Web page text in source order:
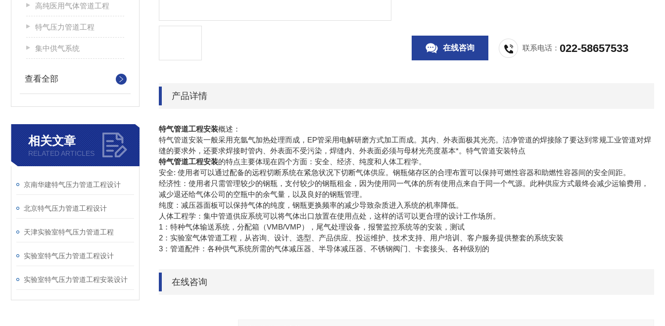
高纯医用气体管道工程
特气压力管道工程
集中供气系统
查看全部
相关文章
RELATED ARTICLES
京南华建特气压力管道工程设计
北京特气压力管道工程设计
天津实验室特气压力管道工程
实验室特气压力管道工程设计
实验室特气压力管道工程安装设计
在线咨询 联系电话：022-58657533
产品详情
特气管道工程安装概述：
特气管道安装一般采用充氩气加热处理而成，EP管采用电解研磨方式加工而成。其内、外表面极其光亮。洁净管道的焊接除了要达到常规工业管道对焊
缝的要求外，还要求焊接时管内、外表面不受污染，焊缝内、外表面必须与母材光亮度基本*。特气管道安装特点
特气管道工程安装的特点主要体现在四个方面：安全、经济、纯度和人体工程学。
安全: 使用者可以通过配备的远程切断系统在紧急状况下切断气体供应。钢瓶储存区的合理布置可以保持可燃性容器和助燃性容器间的安全间距。
经济性：使用者只需管理较少的钢瓶，支付较少的钢瓶租金，因为使用同一气体的所有使用点来自于同一个气源。此种供应方式最终会减少运输费用，
减少退还给气体公司的空瓶中的余气量，以及良好的钢瓶管理。
纯度：减压器面板可以保持气体的纯度，钢瓶更换频率的减少导致杂质进入系统的机率降低。
人体工程学：集中管道供应系统可以将气体出口放置在使用点处，这样的话可以更合理的设计工作场所。
1：特种气体输送系统，分配箱（VMB/VMP），尾气处理设备，报警监控系统等的安装，测试
2：实验室气体管道工程，从咨询、设计、选型、产品供应、投运维护、技术支持、用户培训、客户服务提供整套的系统安装
3：管道配件：各种供气系统所需的气体减压器、半导体减压器、不锈钢阀门、卡套接头、各种级别的
在线咨询